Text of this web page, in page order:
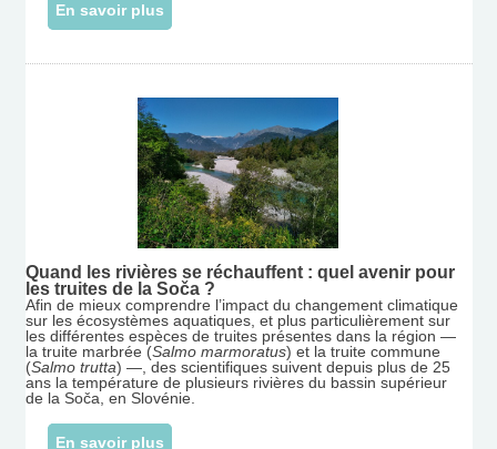
En savoir plus
Quand les rivières se réchauffent : quel avenir pour
les truites de la Soča ?
Afin de mieux comprendre l’impact du changement climatique
sur les écosystèmes aquatiques, et plus particulièrement sur
les différentes espèces de truites présentes dans la région —
la truite marbrée (Salmo marmoratus) et la truite commune
(Salmo trutta) —, des scientifiques suivent depuis plus de 25
ans la température de plusieurs rivières du bassin supérieur
de la Soča, en Slovénie.
En savoir plus